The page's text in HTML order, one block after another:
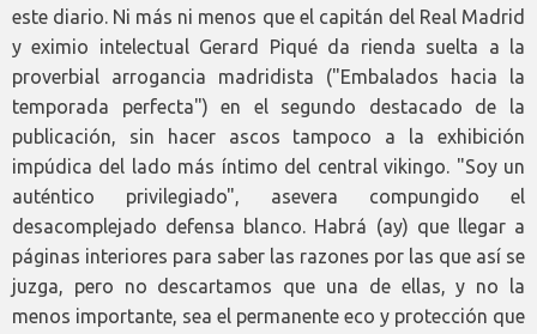
este diario. Ni más ni menos que el capitán del Real Madrid
y eximio intelectual Gerard Piqué da rienda suelta a la
proverbial arrogancia madridista ("Embalados hacia la
temporada perfecta") en el segundo destacado de la
publicación, sin hacer ascos tampoco a la exhibición
impúdica del lado más íntimo del central vikingo. "Soy un
auténtico privilegiado", asevera compungido el
desacomplejado defensa blanco. Habrá (ay) que llegar a
páginas interiores para saber las razones por las que así se
juzga, pero no descartamos que una de ellas, y no la
menos importante, sea el permanente eco y protección que